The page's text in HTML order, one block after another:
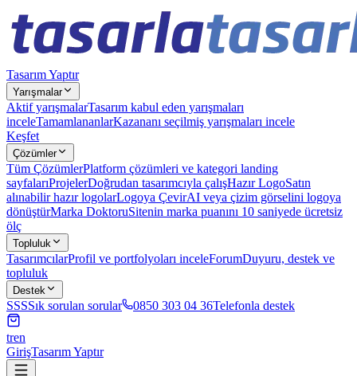
Tasarım Yaptır
Yarışmalar
Aktif yarışmalarTasarım kabul eden yarışmaları
inceleTamamlananlarKazananı seçilmiş yarışmaları incele
Keşfet
Çözümler
Tüm ÇözümlerPlatform çözümleri ve kategori landing
sayfalarıProjelerDoğrudan tasarımcıyla çalışHazır LogoSatın
alınabilir hazır logolarLogoya ÇevirAI veya çizim görselini logoya
dönüştürMarka DoktoruSitenin marka puanını 10 saniyede ücretsiz
ölç
Topluluk
TasarımcılarProfil ve portfolyoları inceleForumDuyuru, destek ve
topluluk
Destek
SSSSık sorulan sorular 0850 303 04 36Telefonla destek
tren
GirişTasarım Yaptır